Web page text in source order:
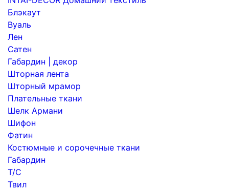
Блэкаут
Вуаль
Лен
Сатен
Габардин | декор
Шторная лента
Шторный мрамор
Плательные ткани
Шелк Армани
Шифон
Фатин
Костюмные и сорочечные ткани
Габардин
Т/С
Твил